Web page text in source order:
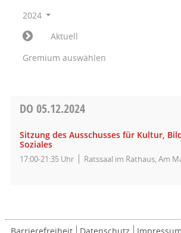
2024
Aktuell
Gremium auswählen
DO 05.12.2024
Sitzung des Ausschusses für Kultur,
Soziales
17:00-21:35 Uhr Ratssaal im Rathaus, Am